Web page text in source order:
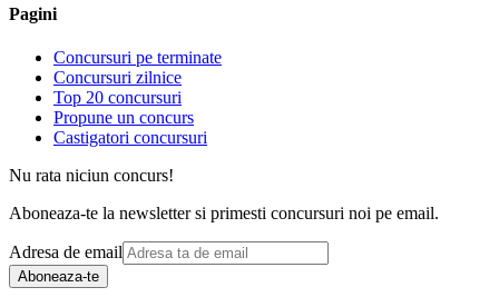
Pagini
Concursuri pe terminate
Concursuri zilnice
Top 20 concursuri
Propune un concurs
Castigatori concursuri
Nu rata niciun concurs!
Aboneaza-te la newsletter si primesti concursuri noi pe email.
Adresa de email
Aboneaza-te